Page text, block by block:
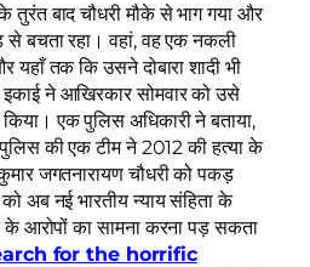
तुरंत बाद चौधरी मौके से भाग गया और
बचता रहा। वहां, वह एक नकली
यहाँ तक कि उसने दोबारा शादी भी
ने आखिरकार सोमवार को उसे
एक पुलिस अधिकारी ने बताया,
पुलिस की एक टीम ने 2012 की हत्या के
जगतनारायण चौधरी को पकड़
अब नई भारतीय न्याय संहिता के
आरोपों का सामना करना पड़ सकता
for the horrific